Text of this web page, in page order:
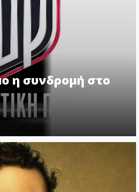
η συνδρομή στο